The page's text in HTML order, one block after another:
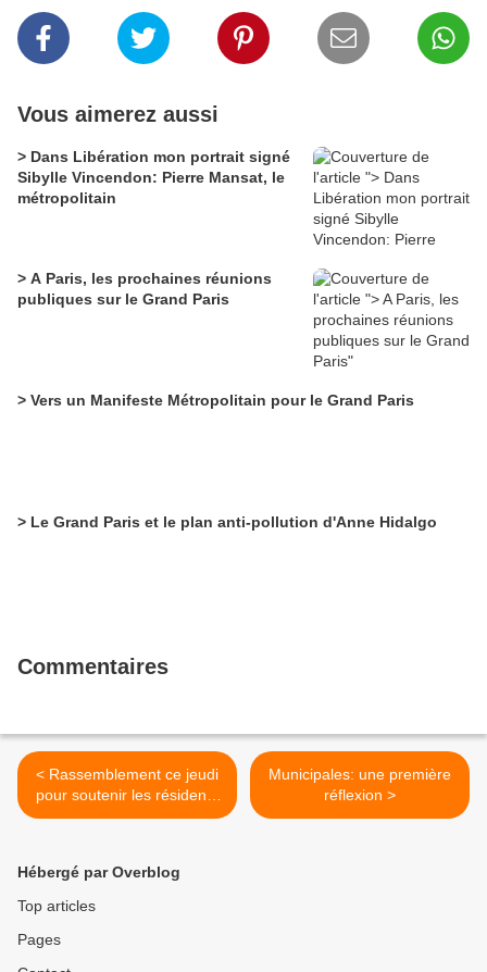
Vous aimerez aussi
> Dans Libération mon portrait signé
Sibylle Vincendon: Pierre Mansat, le
métropolitain
> A Paris, les prochaines réunions
publiques sur le Grand Paris
> Vers un Manifeste Métropolitain pour le Grand Paris
> Le Grand Paris et le plan anti-pollution d'Anne Hidalgo
Commentaires
< Rassemblement ce jeudi
pour soutenir les résidents
du Foyer de la Duée
Municipales: une première
réflexion >
Hébergé par Overblog
Top articles
Pages